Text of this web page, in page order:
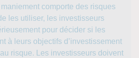
comporte des risques
les utiliser, les investisseurs
pour décider si les
à leurs objectifs d’investissement
risque. Les investisseurs doivent